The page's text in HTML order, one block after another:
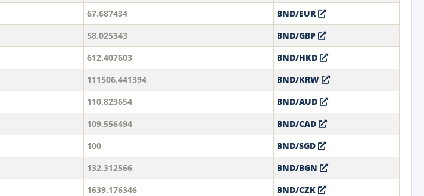
67.687434
BND/EUR
58.025343
BND/GBP
612.407603
BND/HKD
111506.441394
BND/KRW
110.823654
BND/AUD
109.556494
BND/CAD
100
BND/SGD
132.312566
BND/BGN
1639.176346
BND/CZK